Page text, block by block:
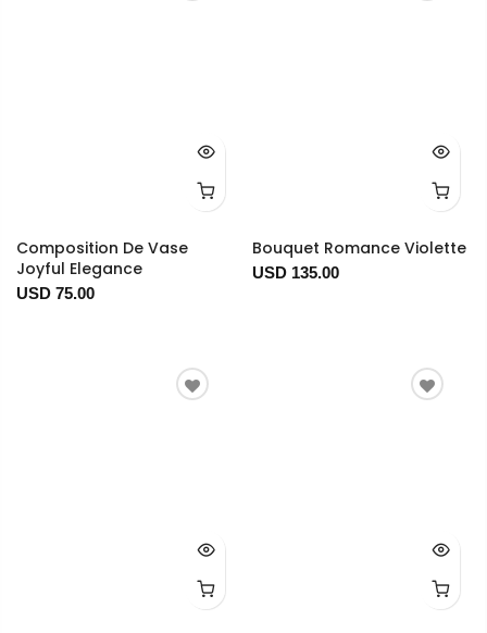
Composition De Vase
Joyful Elegance
USD 75.00
Bouquet Romance Violette
USD 135.00